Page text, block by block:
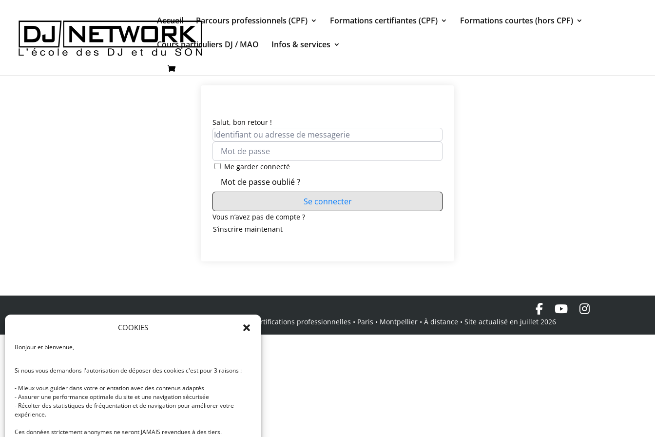
COOKIES
Bonjour et bienvenue,
Si nous vous demandons l'autorisation de déposer des cookies c'est pour 3 raisons :
- Mieux vous guider dans votre orientation avec des contenus adaptés
- Assurer une performance optimale du site et une navigation sécurisée
- Récolter des statistiques de fréquentation et de navigation pour améliorer votre
expérience.
Ces données strictement anonymes ne seront JAMAIS revendues à des tiers.
Accueil Parcours professionnels (CPF) Formations certifiantes (CPF) Formations courtes (hors CPF)
Cours particuliers DJ / MAO Infos & services
Salut, bon retour !
Me garder connecté
Mot de passe oublié ?
Se connecter
Vous n’avez pas de compte ?
S’inscrire maintenant
© DJ NETWORK • École de DJ et de production musicale • Certifications professionnelles • Paris • Montpellier • À distance • Site actualisé en juillet 2026